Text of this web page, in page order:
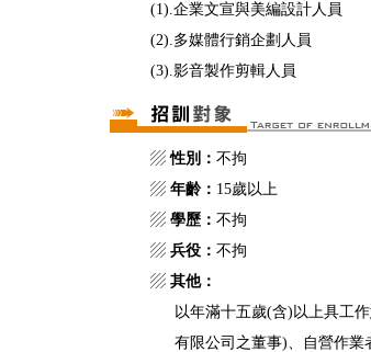
(1).企業文宣與美編設計人員
(2).多媒體行銷企劃人員
(3).影音製作剪輯人員
▨性別： 不拘
▨ 年齡： 15歲以上
▨ 學歷： 不拘
▨ 兵役： 不拘
▨ 其他：
以年滿十五歲(含)以上具工
有限公司之董事)、自營作業